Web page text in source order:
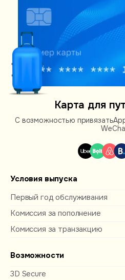
Карта для
С возможностью привязать
Условия выпуска
Первый год обслуживания
Комиссия за пополнение
Комиссия за транзакцию
Возможности
3D Secure